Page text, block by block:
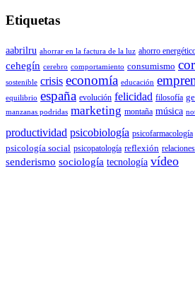
Etiquetas
aabrilru ahorrar en la factura de la luz ahorro
cehegín cerebro comportamiento consumismo
sostenible crisis economía educación
equilibrio españa evolución felicidad filosofía
manzanas podridas marketing montaña música
productividad psicobiología psicofarmacología
psicología social psicopatología reflexión relaciones
senderismo sociología tecnología vídeo